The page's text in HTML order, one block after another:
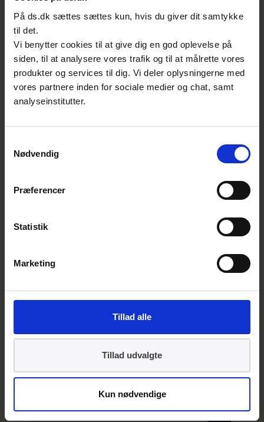
På ds.dk sættes sættes kun, hvis du giver dit samtykke
til det.
Vi benytter cookies til at give dig en god oplevelse på
siden, til at analysere vores trafik og til at målrette vores
produkter og services til dig. Vi deler oplysningerne med
vores partnere inden for sociale medier og chat, samt
analyseinstitutter.
Nødvendig
Præferencer
Statistik
Marketing
Tillad alle
Tillad udvalgte
Kun nødvendige
der har indbragt sagen og offentliggøres
Standards udvalgsoversigt.
Udtalelser fra udvalget kan frit
viderebringes med tydelig angivelse af
kilde.
Spørgsmål og fortolkninger
Hvorledes opgøres samlinger?
Hvad er leverancen når der benyttes